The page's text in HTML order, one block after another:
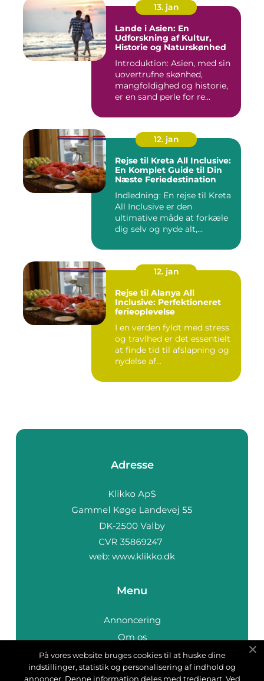
13. jan
Lande i Asien: En
Udforskning af Kultur,
Historie og Naturskønhed
Introduktion: Asien, med sin
uovertrufne skønhed,
mangfoldighed og historie,
er en sand perle for re...
12. jan
Rejse til Kreta All Inclusive:
En Komplet Guide til Din
Næste Feriedestination
Indledning: En rejse til Kreta
All Inclusive er den
ultimative måde at forkæle
dig selv og nyde alt,...
12. jan
Rejse til Alanya All
Inclusive: Perfektioneret
ferieoplevelse
I en verden fyldt med stress
og travlhed er det essentielt
at finde tid til afslapning og
nydelse af...
Adresse
web: www.klikko.dk
Menu
Annoncering
Om os
Cookies
Kontakt os
På vores website bruges cookies til at huske dine
indstillinger, statistik og personalisering af indhold og
annoncer. Denne information deles med tredjepart. Ved